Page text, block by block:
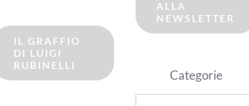
IL GRAFFIO
DI LUIGI
RUBINELLI
ALLA
NEWSLETTER
Categorie